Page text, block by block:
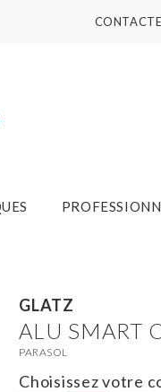
ALU SMART
GLATZ
PARASOL
Choisissez votre